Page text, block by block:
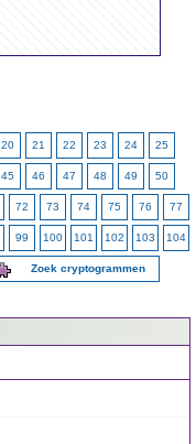
20 21 22 23 24 25
45 46 47 48 49 50
72 73 74 75 76 77
99 100 101 102 103 104
Zoek cryptogrammen